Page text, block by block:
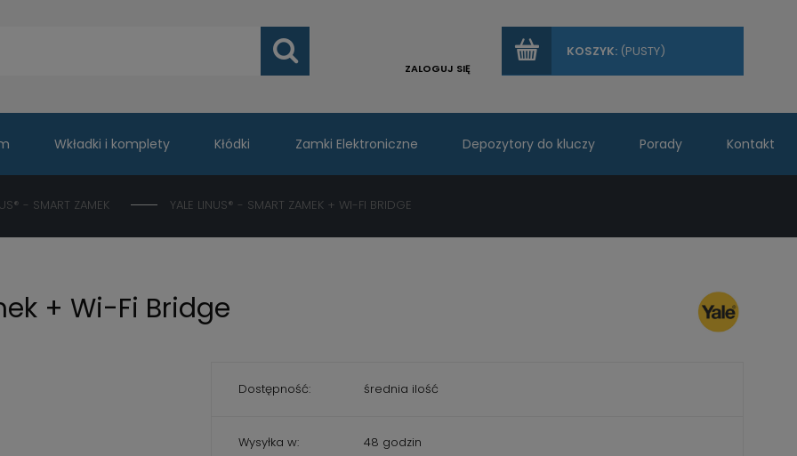
KOSZYK: (PUSTY)
ZALOGUJ SIĘ
Wkładki i komplety Kłódki Zamki Elektroniczne Depozytory do kluczy Porady Kontakt
- SMART ZAMEK YALE LINUS® - SMART ZAMEK + WI-FI BRIDGE
+ Wi-Fi Bridge
Dostępność: średnia ilość
Wysyłka w: 48 godzin